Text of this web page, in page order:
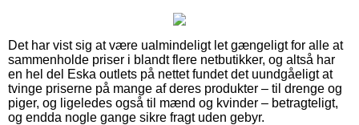
Det har vist sig at være ualmindeligt let gængeligt for alle at
sammenholde priser i blandt flere netbutikker, og altså har
en hel del Eska outlets på nettet fundet det uundgåeligt at
tvinge priserne på mange af deres produkter – til drenge og
piger, og ligeledes også til mænd og kvinder – betragteligt,
og endda nogle gange sikre fragt uden gebyr.